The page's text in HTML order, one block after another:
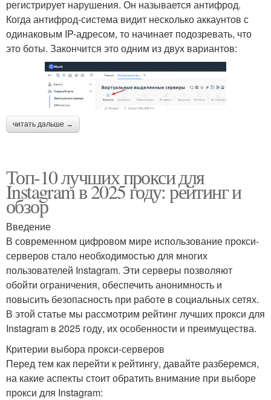
регистрирует нарушения. Он называется антифрод.
Когда антифрод-система видит несколько аккаунтов с
одинаковым IP-адресом, то начинает подозревать, что
это боты. Закончится это одним из двух вариантов:
читать дальше →
Топ-10 лучших прокси для
Instagram в 2025 году: рейтинг и
обзор
Введение
В современном цифровом мире использование прокси-
серверов стало необходимостью для многих
пользователей Instagram. Эти серверы позволяют
обойти ограничения, обеспечить анонимность и
повысить безопасность при работе в социальных сетях.
В этой статье мы рассмотрим рейтинг лучших прокси для
Instagram в 2025 году, их особенности и преимущества.
Критерии выбора прокси-серверов
Перед тем как перейти к рейтингу, давайте разберемся,
на какие аспекты стоит обратить внимание при выборе
прокси для Instagram: